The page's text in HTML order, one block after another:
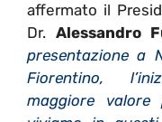
affermato il
Dr. Alessandro
presentazione a
Fiorentino,
maggiore